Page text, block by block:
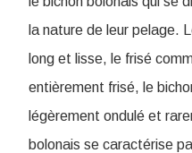
la nature de leur pelage.
long et lisse, le frisé
entièrement frisé, le
légèrement ondulé et
bolonais se caractérise